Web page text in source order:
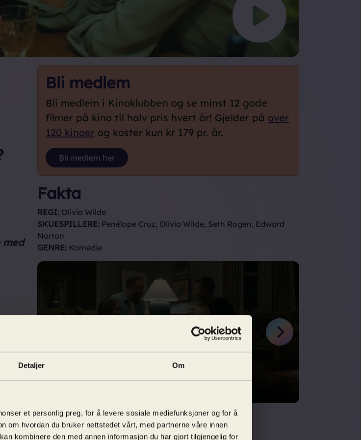
Detaljer Om
et personlig preg, for å levere sosiale mediefunksjoner og for å
om hvordan du bruker nettstedet vårt, med partnerne våre innen
kombinere den med annen informasjon du har gjort tilgjengelig for
med
Bli medlem
Bli medlem i Kinoklubben og se minst 12 gode
filmer på kino til halv pris hvert år! Gjelder på over
120 kinoer og koster kun kr 179 pr. år.
Bli medlem her
Loading...
Fakta
REGI: Olivia Wilde
SKUESPILLERE: Penélope Cruz, Olivia Wilde, Seth Rogen, Edward
Norton
GENRE: Komedie
Next